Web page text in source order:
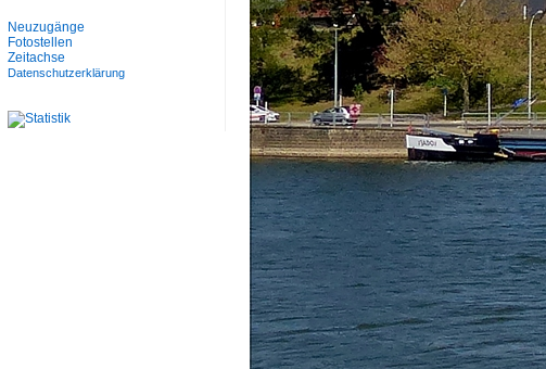
Neuzugänge
Fotostellen
Zeitachse
Datenschutzerklärung